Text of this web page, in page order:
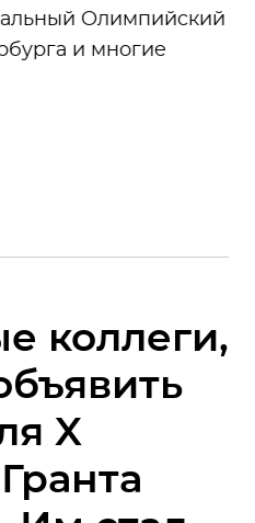
Олимпийский
и многие
коллеги,
X